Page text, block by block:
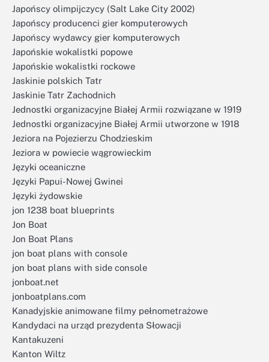
Japońscy olimpijczycy (Salt Lake City 2002)
Japońscy producenci gier komputerowych
Japońscy wydawcy gier komputerowych
Japońskie wokalistki popowe
Japońskie wokalistki rockowe
Jaskinie polskich Tatr
Jaskinie Tatr Zachodnich
Jednostki organizacyjne Białej Armii rozwiązane w 1919
Jednostki organizacyjne Białej Armii utworzone w 1918
Jeziora na Pojezierzu Chodzieskim
Jeziora w powiecie wągrowieckim
Języki oceaniczne
Języki Papui-Nowej Gwinei
Języki żydowskie
jon 1238 boat blueprints
Jon Boat
Jon Boat Plans
jon boat plans with console
jon boat plans with side console
jonboat.net
jonboatplans.com
Kanadyjskie animowane filmy pełnometrażowe
Kandydaci na urząd prezydenta Słowacji
Kantakuzeni
Kanton Wiltz